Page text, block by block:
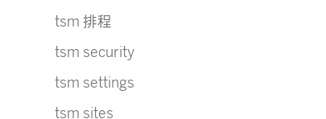
tsm 排程
tsm security
tsm settings
tsm sites